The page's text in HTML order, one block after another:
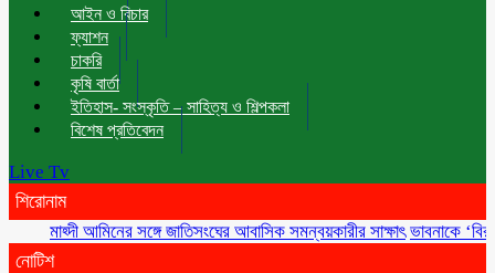
আইন ও বিচার
ফ্যাশন
চাকরি
কৃষি বার্তা
ইতিহাস- সংস্কৃতি – সাহিত্য ও শিল্পকলা
বিশেষ প্রতিবেদন
Live Tv
শিরোনাম
মাহ্দী আমিনের সঙ্গে জাতিসংঘের আবাসিক সমন্বয়কারীর সাক্ষাৎ ভাবনাকে ‘বিরল
নোটিশ